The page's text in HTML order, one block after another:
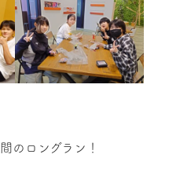
のロングラン！